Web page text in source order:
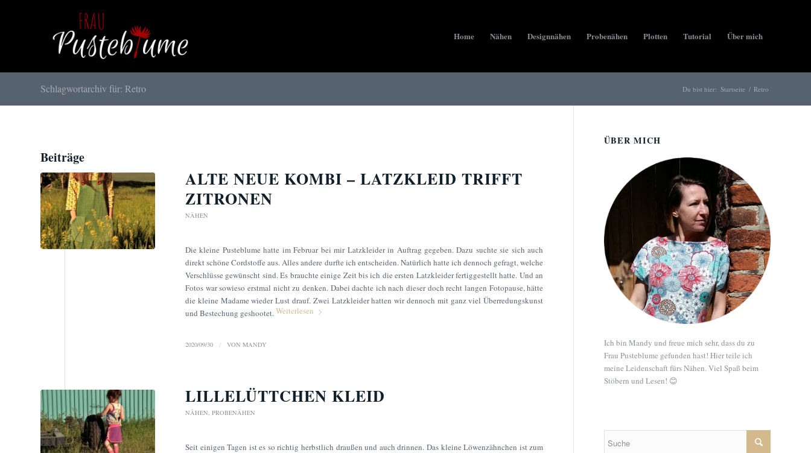
Home Nähen Designnähen Probenähen Plotten Tutorial Über mich
Schlagwortarchiv für: Retro Du bist hier: Startseite / Retro
Beiträge
ALTE NEUE KOMBI – LATZKLEID TRIFFT
ZITRONEN
NÄHEN
Die kleine Pusteblume hatte im Februar bei mir Latzkleider in Auftrag gegeben. Dazu suchte sie sich auch
direkt schöne Cordstoffe aus. Alles andere durfte ich entscheiden. Natürlich hatte ich dennoch gefragt, welche
Verschlüsse gewünscht sind. Es brauchte einige Zeit bis ich die ersten Latzkleider fertiggestellt hatte. Und an
Fotos war sowieso erstmal nicht zu denken. Dabei dachte ich nach dieser doch recht langen Fotopause, hätte
die kleine Madame wieder Lust drauf. Zwei Latzkleider hatten wir dennoch mit ganz viel Überredungskunst
und Bestechung geshootet.Weiterlesen
2020/09/30 / VON MANDY
LILLELÜTTCHEN KLEID
NÄHEN PROBENÄHEN
Seit einigen Tagen ist es so richtig herbstlich draußen und auch drinnen. Das kleine Löwenzähnchen ist zum
ÜBER MICH
Ich bin Mandy und freue mich sehr, dass du zu
Frau Pusteblume gefunden hast! Hier teile ich
meine Leidenschaft fürs Nähen. Viel Spaß beim
Stöbern und Lesen! 😊